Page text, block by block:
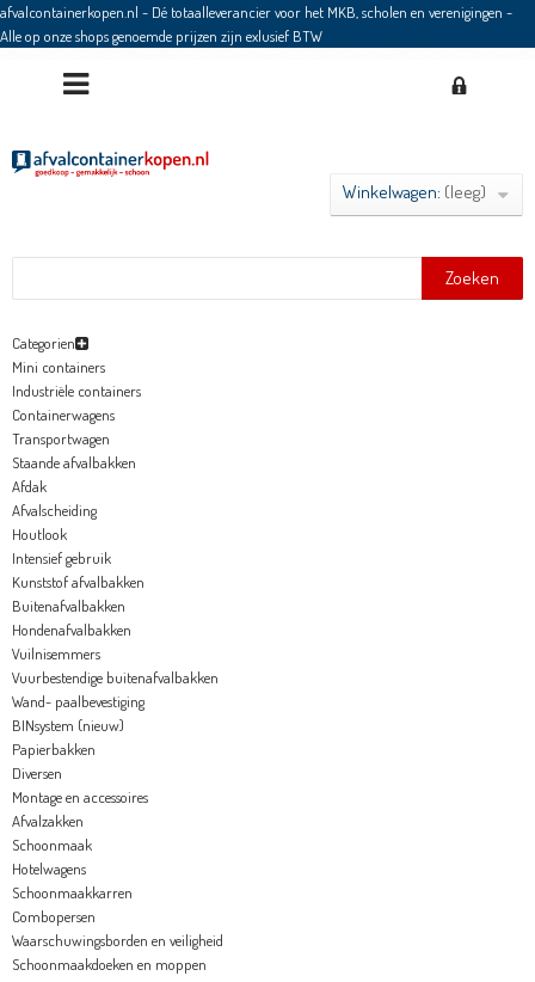
afvalcontainerkopen.nl - Dé totaalleverancier voor het MKB, scholen en verenigingen -
Alle op onze shops genoemde prijzen zijn exlusief BTW
Zoeken
Winkelwagen: (leeg)
Categorien
Mini containers
Industriële containers
Containerwagens
Transportwagen
Staande afvalbakken
Afdak
Afvalscheiding
Houtlook
Intensief gebruik
Kunststof afvalbakken
Buitenafvalbakken
Hondenafvalbakken
Vuilnisemmers
Vuurbestendige buitenafvalbakken
Wand- paalbevestiging
BINsystem (nieuw)
Papierbakken
Diversen
Montage en accessoires
Afvalzakken
Schoonmaak
Hotelwagens
Schoonmaakkarren
Combopersen
Waarschuwingsborden en veiligheid
Schoonmaakdoeken en moppen